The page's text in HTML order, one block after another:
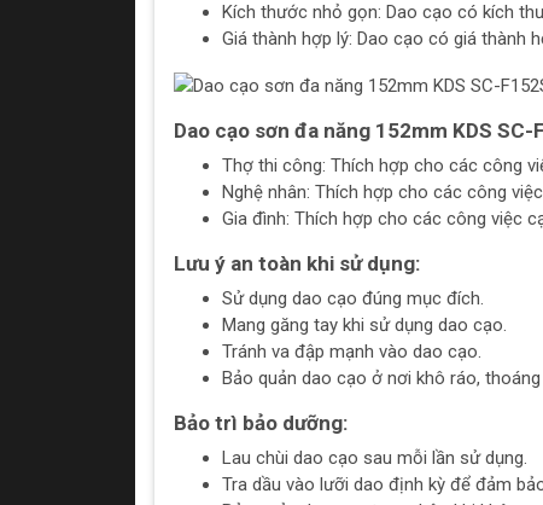
Kích thước nhỏ gọn: Dao cạo có kích
Giá thành hợp lý: Dao cạo có giá thành
Dao cạo sơn đa năng 152mm KDS SC-
Thợ thi công: Thích hợp cho các công
Nghệ nhân: Thích hợp cho các công
Gia đình: Thích hợp cho các công việc
Lưu ý an toàn khi sử dụng:
Sử dụng dao cạo đúng mục đích.
Mang găng tay khi sử dụng dao cạo.
Tránh va đập mạnh vào dao cạo.
Bảo quản dao cạo ở nơi khô ráo,
Bảo trì bảo dưỡng:
Lau chùi dao cạo sau mỗi lần sử dụng.
Tra dầu vào lưỡi dao định kỳ để đảm